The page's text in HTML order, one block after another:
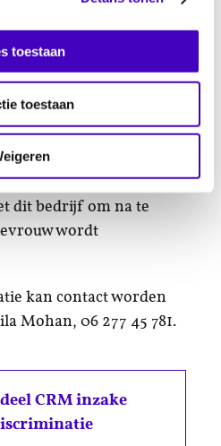
toestaan
toestaan
kennis van
verwacht dat zij
die wet. Het ligt voor
Vogelen klaagster
verlies van haar baan
zal samen met klaagster
dit bedrijf om na te
wordt
kan contact worden
Mohan, 06 277 45 781.
CRM inzake